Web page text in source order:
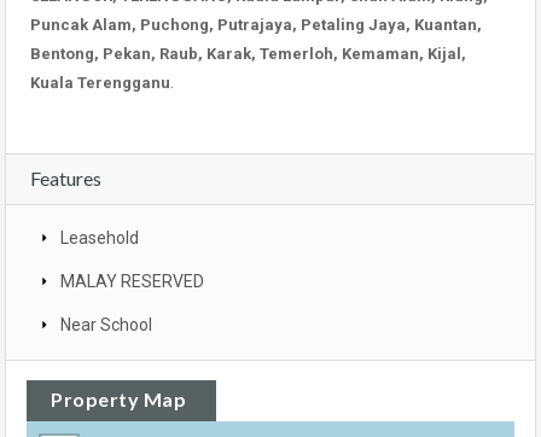
Puncak Alam, Puchong, Putrajaya, Petaling Jaya, Kuantan,
Bentong, Pekan, Raub, Karak, Temerloh, Kemaman, Kijal,
Kuala Terengganu.
Features
Leasehold
MALAY RESERVED
Near School
Property Map